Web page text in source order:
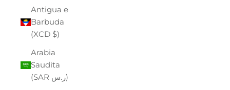
Antigua e
Barbuda
(XCD $)
Arabia
Saudita
(SAR ر.س)